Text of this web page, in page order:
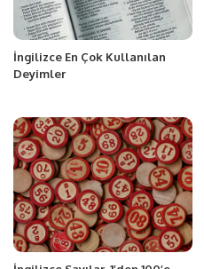
İngilizce En Çok Kullanılan
Deyimler